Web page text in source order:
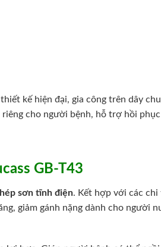
kế hiện đại, gia công trên dây
cho người bệnh, hỗ trợ hồi phục
GB-T43
sơn tĩnh điện. Kết hợp với các chi
giảm gánh nặng dành cho người